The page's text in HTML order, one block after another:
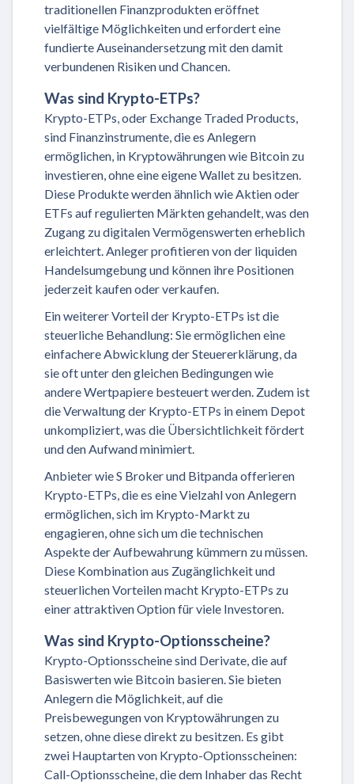
traditionellen Finanzprodukten eröffnet
vielfältige Möglichkeiten und erfordert eine
fundierte Auseinandersetzung mit den damit
verbundenen Risiken und Chancen.
Was sind Krypto-ETPs?
Krypto-ETPs, oder Exchange Traded Products,
sind Finanzinstrumente, die es Anlegern
ermöglichen, in Kryptowährungen wie Bitcoin zu
investieren, ohne eine eigene Wallet zu besitzen.
Diese Produkte werden ähnlich wie Aktien oder
ETFs auf regulierten Märkten gehandelt, was den
Zugang zu digitalen Vermögenswerten erheblich
erleichtert. Anleger profitieren von der liquiden
Handelsumgebung und können ihre Positionen
jederzeit kaufen oder verkaufen.
Ein weiterer Vorteil der Krypto-ETPs ist die
steuerliche Behandlung: Sie ermöglichen eine
einfachere Abwicklung der Steuererklärung, da
sie oft unter den gleichen Bedingungen wie
andere Wertpapiere besteuert werden. Zudem ist
die Verwaltung der Krypto-ETPs in einem Depot
unkompliziert, was die Übersichtlichkeit fördert
und den Aufwand minimiert.
Anbieter wie S Broker und Bitpanda offerieren
Krypto-ETPs, die es eine Vielzahl von Anlegern
ermöglichen, sich im Krypto-Markt zu
engagieren, ohne sich um die technischen
Aspekte der Aufbewahrung kümmern zu müssen.
Diese Kombination aus Zugänglichkeit und
steuerlichen Vorteilen macht Krypto-ETPs zu
einer attraktiven Option für viele Investoren.
Was sind Krypto-Optionsscheine?
Krypto-Optionsscheine sind Derivate, die auf
Basiswerten wie Bitcoin basieren. Sie bieten
Anlegern die Möglichkeit, auf die
Preisbewegungen von Kryptowährungen zu
setzen, ohne diese direkt zu besitzen. Es gibt
zwei Hauptarten von Krypto-Optionsscheinen:
Call-Optionsscheine, die dem Inhaber das Recht